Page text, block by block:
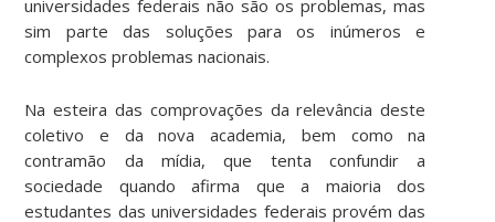
universidades federais não são os problemas, mas
sim parte das soluções para os inúmeros e
complexos problemas nacionais.
Na esteira das comprovações da relevância deste
coletivo e da nova academia, bem como na
contramão da mídia, que tenta confundir a
sociedade quando afirma que a maioria dos
estudantes das universidades federais provém das